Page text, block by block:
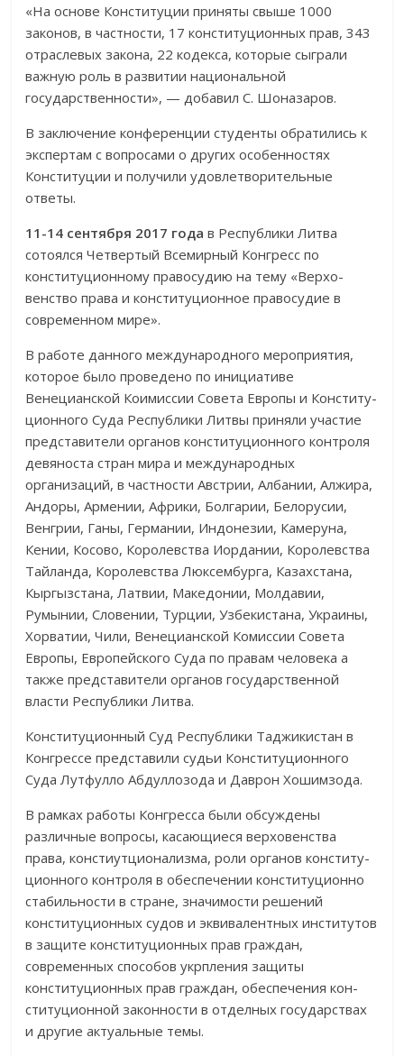
«На основе Конституции приняты свыше 1000
законов, в частности, 17 конституционных прав, 343
отраслевых закона, 22 кодекса, которые сыграли
важную роль в развитии национальной
государственности», — добавил С. Шоназаров.
В заключение конференции студенты обратились к
экспертам с вопросами о других особенностях
Конституции и получили удовлетворительные
ответы.
11-14 сентября 2017 года в Республики Литва
сотоялся Четвертый Всемирный Конгресс по
конституционному правосудию на тему «Верхо­
венство права и конституционное правосудие в
современном мире».
В работе данного международного мероприятия,
которое было про­ведено по инициативе
Венецианской Коимиссии Совета Европы и Кон­ститу­
ционного Суда Республики Литвы приняли участие
представи­тели органов конституционного контроля
девяноста стран мира и международ­ных
организаций, в частности Австрии, Албании, Алжира,
Андоры, Армении, Африки, Болгарии, Бело­русии,
Венгрии, Ганы, Германии, Индо­незии, Камеруна,
Кении, Косово, Королевства Иордании, Королевства
Тайланда, Королевства Люксембурга, Казахстана,
Кыргызстана, Латвии, Македонии, Молдавии,
Румынии, Словении, Турции, Узбе­кистана, Украи­ны,
Хорватии, Чили, Венецианской Комиссии Совета
Европы, Европей­ского Суда по правам человека а
также представители органов государ­ственной
власти Республики Литва.
Конституционный Суд Республики Таджикистан в
Конгрессе пред­ставили судьи Конституционного
Суда Лутфулло Абдуллозода и Даврон Хошим­зода.
В рамках работы Конгресса были обсуждены
различные вопросы, касающиеся верховенства
права, констиутционализма, роли органов кон­ститу­
ционного контроля в обеспечении конституционно
стабильности в стране, значимости решений
конституционных судов и эквивалентных институтов
в защите конституционных прав граждан,
современных спосо­бов укрпления защиты
конституционных прав граждан, обеспечения кон­
ституционной законности в отделных государствах
и другие актуаль­ные темы.